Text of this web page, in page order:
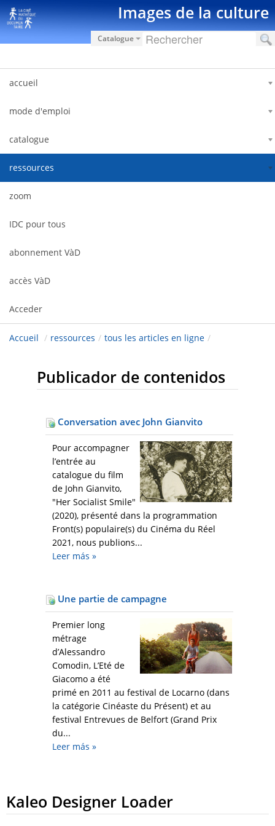
Saltar al contenido Images de la culture
Catalogue
accueil
mode d'emploi
catalogue
ressources
zoom
IDC pour tous
abonnement VàD
accès VàD
Acceder
Accueil / ressources / tous les articles en ligne /
Publicador de contenidos
Conversation avec John Gianvito
Pour accompagner
l’entrée au
catalogue du film
de John Gianvito,
"Her Socialist Smile"
(2020), présenté dans la programmation
Front(s) populaire(s) du Cinéma du Réel
2021, nous publions...
Leer más »
Une partie de campagne
Premier long
métrage
d’Alessandro
Comodin, L’Eté de
Giacomo a été
primé en 2011 au festival de Locarno (dans
la catégorie Cinéaste du Présent) et au
festival Entrevues de Belfort (Grand Prix
du...
Leer más »
Kaleo Designer Loader